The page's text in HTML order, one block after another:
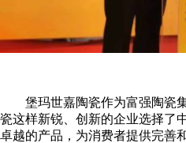
堡玛世嘉陶瓷作为富强陶瓷集
瓷这样新锐、创新的企业选择了
卓越的产品，为消费者提供完善